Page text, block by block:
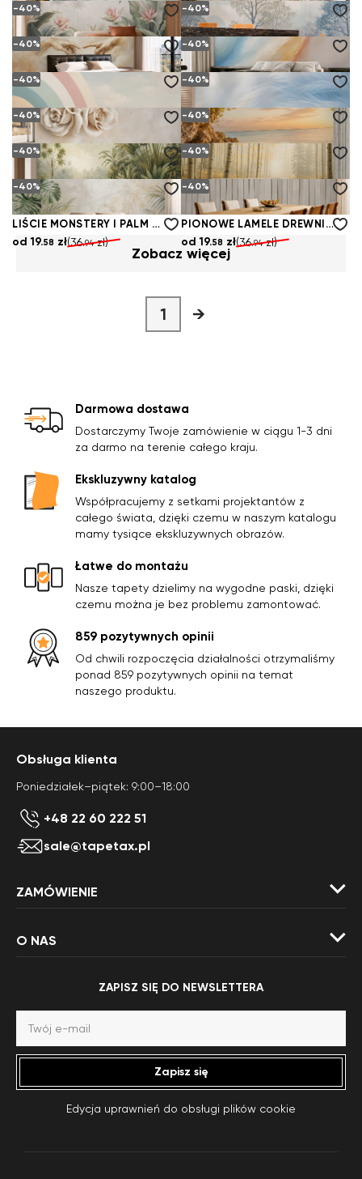
PASTELOWE LIŚCIE TROPIKALNE ZIELONO-FIOLETOWE DO SYPIALNI I SALONU
od19.58zł(36. 94zł)
SUBTELNE LIŚCIE I PAPROCIE BEŻOWE W STYLU BOTANICZNYM
od19.58zł(36.94zł)
-40%
TROPIKALNE LIŚCIE I PALMY W BEŻOWYCH PASTELACH]
od19. 58zł(36.94zł)
-40%
od 19.58zł(36.94zł)
-40%
od 19.58 zł (36.94
-40%
ABSTRAKCJA PASTELOWA NIEBIESKO BRZOSKWINIOWA DO NOWOCZESNEGO WNĘTRZA
od (36.
-40%
od 19.58zł(36.94zł)
-40%
od19.58zł(36.94zł)
-40%
KREMOWE RÓŻE NA JASNYM TLE ROMANTYCZNA ELEGANCJA
19.58zł(36.94zł)
-40%
PLAŻA WIDOK Z JASKINI O ZACHODZIE SŁOŃCA
od19.58zł(36. 94zł)
-40%
TROPIKALNA DŻUNGLA NAD WODĄ ZIELONA I SPOKOJNA
od19.58zł(36. zł)
-40%
BRZOZOWY LAS WE MGLE ZŁOTA JESIEŃ SPOKOJNY KRAJOBRAZ
od19.58zł(36.94zł)
-40%
LIŚCIE MONSTERY I PALM BEŻOWO ZIELONE ELEGANCKIE TROPIKALNE
od19.58 zł(36.94zł)
-40%
PIONOWE LAMELE DREWNIANE JASNE NOWOCZESNA STRUKTURA ŚCIENNA
od19.58 zł(36.94zł)
Zobacz więcej
1 →
Darmowa dostawa
Dostarczymy Twoje zamówienie w ciągu 1-3 dni
za darmo na terenie całego kraju.
Ekskluzywny katalog
Współpracujemy z setkami projektantów z
całego świata, dzięki czemu w naszym katalogu
mamy tysiące ekskluzywnych obrazów.
Łatwe do montażu
Nasze tapety dzielimy na wygodne paski, dzięki
czemu można je bez problemu zamontować.
859 pozytywnych opinii
Od chwili rozpoczęcia działalności otrzymaliśmy
ponad 859 pozytywnych opinii na temat
naszego produktu.
Obsługa klienta
Poniedziałek–piątek: 9:00–18:00
+48 22 60 222 51
sale@tapetax.pl
ZAMÓWIENIE
O NAS
ZAPISZ SIĘ DO NEWSLETTERA
Zapisz się
Edycja uprawnień do obsługi plików cookie